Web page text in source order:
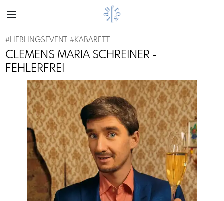
#LIEBLINGSEVENT #KABARETT
CLEMENS MARIA SCHREINER -
FEHLERFREI
Previous Next